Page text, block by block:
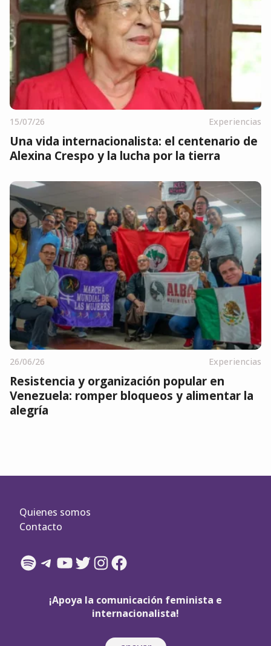
15/07/26 Experiencias
Una vida internacionalista: el centenario de
Alexina Crespo y la lucha por la tierra
26/06/26 Experiencias
Resistencia y organización popular en
Venezuela: romper bloqueos y alimentar la
alegría
Quienes somos
Contacto
Spotify
Telegram
YouTube
Twitter
Instagram
Facebook
¡Apoya la comunicación feminista e
internacionalista!